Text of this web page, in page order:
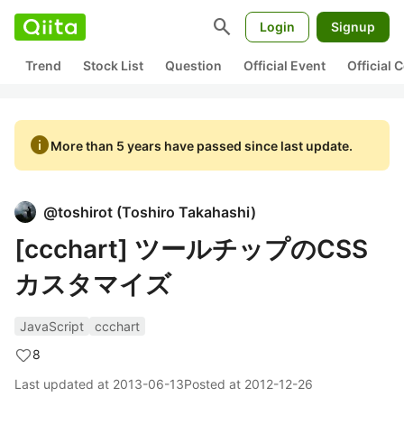
search Login Signup
Trend Stock List Question Official Event Official
infoMore than 5 years have passed since last update.
@toshirot (Toshiro Takahashi)
[ccchart] ツールチップのCSS
カスタマイズ
JavaScript
ccchart
8
Last updated at 2013-06-13Posted at 2012-12-26